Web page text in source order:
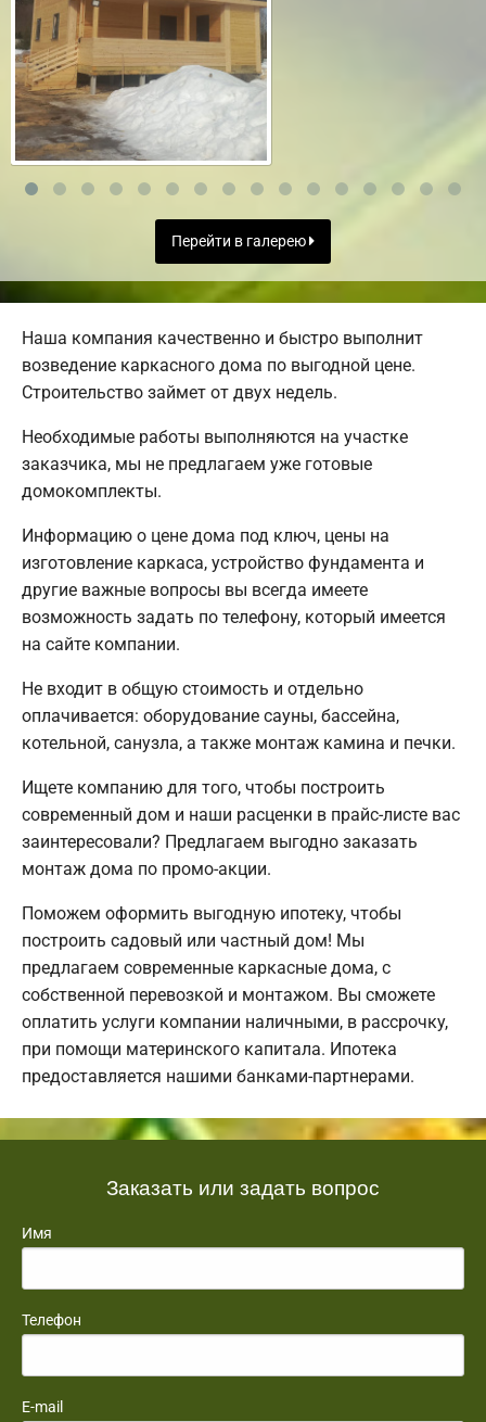
Перейти в галерею
Наша компания качественно и быстро выполнит
возведение каркасного дома по выгодной цене.
Строительство займет от двух недель.
Необходимые работы выполняются на участке
заказчика, мы не предлагаем уже готовые
домокомплекты.
Информацию о цене дома под ключ, цены на
изготовление каркаса, устройство фундамента и
другие важные вопросы вы всегда имеете
возможность задать по телефону, который имеется
на сайте компании.
Не входит в общую стоимость и отдельно
оплачивается: оборудование сауны, бассейна,
котельной, санузла, а также монтаж камина и печки.
Ищете компанию для того, чтобы построить
современный дом и наши расценки в прайс-листе вас
заинтересовали? Предлагаем выгодно заказать
монтаж дома по промо-акции.
Поможем оформить выгодную ипотеку, чтобы
построить садовый или частный дом! Мы
предлагаем современные каркасные дома, с
собственной перевозкой и монтажом. Вы сможете
оплатить услуги компании наличными, в рассрочку,
при помощи материнского капитала. Ипотека
предоставляется нашими банками-партнерами.
Заказать или задать вопрос
Имя
Телефон
E-mail